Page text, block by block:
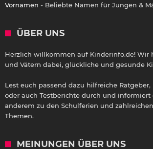
Vornamen - Beliebte Namen für Jungen &
ÜBER UNS
Herzlich willkommen auf Kinderinfo.de! Wir
und Vätern dabei, glückliche und gesunde
Lest euch passend dazu hilfreiche
oder auch Testberichte durch und
anderem zu den Schulferien und
Themen.
MEINUNGEN ÜBER UNS